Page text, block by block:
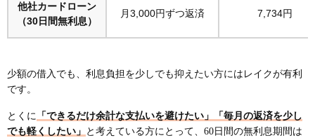
他社カードローン
（30日間無利息）
月3,000円ずつ返済 7,734円
少額の借入でも、利息負担を少しでも抑えたい方にはレイクが有利
です。
とくに 「できるだけ余計な支払いを避けたい」「毎月の返済を少し
でも軽くしたい」 と考えている方にとって、60日間の無利息期間は